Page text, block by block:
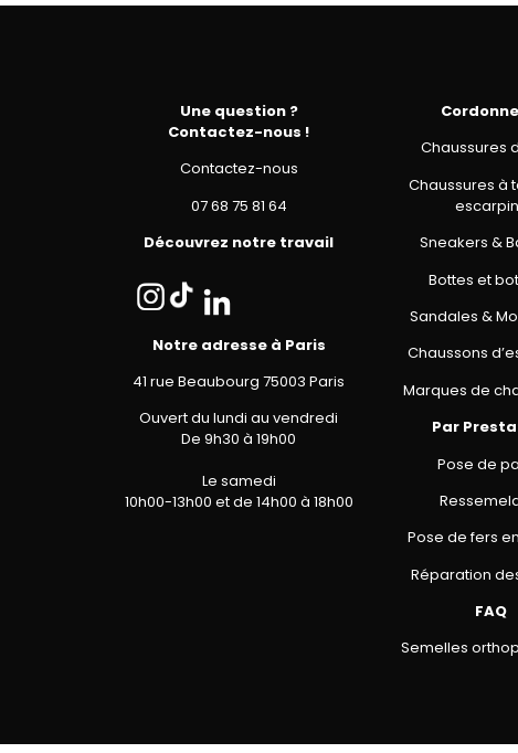
Une question ?
Contactez-nous !
Contactez-nous
07 68 75 81 64
Découvrez notre travail
Notre adresse à Paris
41 rue Beaubourg 75003 Paris
Ouvert du lundi au vendredi
De 9h30 à 19h00
Le samedi
10h00-13h00 et de 14h00 à 18h00
Chaussures
Chaussures à
Sneakers &
Bottes et
Sandales &
Chaussons
Marques de
Par
Pose de
Pose de fers
Réparation
FAQ
Semelles